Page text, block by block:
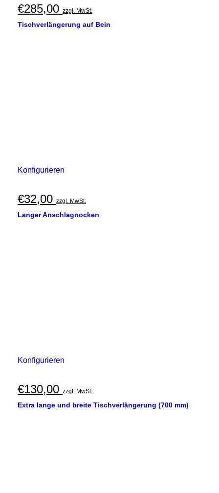
€285,00 zzgl. MwSt.
Tischverlängerung auf Bein
Konfigurieren
€32,00 zzgl. MwSt.
Langer Anschlagnocken
Konfigurieren
€130,00 zzgl. MwSt.
Extra lange und breite Tischverlängerung (700 mm)